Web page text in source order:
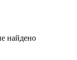
найдено